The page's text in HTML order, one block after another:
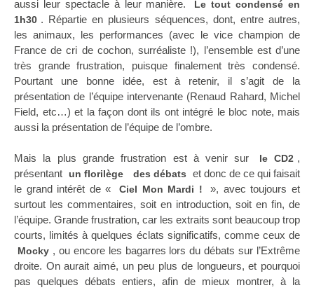
aussi leur spectacle à leur manière.
Le tout condensé en
1h30 . Répartie en plusieurs séquences, dont, entre autres,
les animaux, les performances (avec le vice champion de
France de cri de cochon, surréaliste !), l’ensemble est d’une
très grande frustration, puisque finalement très condensé.
Pourtant une bonne idée, est à retenir, il s’agit de la
présentation de l’équipe intervenante (Renaud Rahard, Michel
Field, etc…) et la façon dont ils ont intégré le bloc note, mais
aussi la présentation de l’équipe de l’ombre.
Mais la plus grande frustration est à venir sur le CD2 ,
présentant
un florilège des débats
et donc de ce qui faisait
le grand intérêt de «
Ciel Mon Mardi !
», avec toujours et
surtout les commentaires, soit en introduction, soit en fin, de
l’équipe. Grande frustration, car les extraits sont beaucoup trop
courts, limités à quelques éclats significatifs, comme ceux de
Mocky , ou encore les bagarres lors du débats sur l’Extrême
droite. On aurait aimé, un peu plus de longueurs, et pourquoi
pas quelques débats entiers, afin de mieux montrer, à la